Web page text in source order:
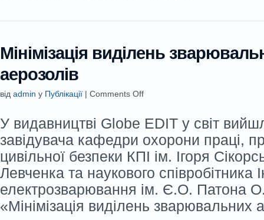
Мінімізація виділень
аерозолів
від admin у Публікації | Comments Off
У видавництві Globe EDIT у світ
завідувача кафедри охорони праці,
цивільної безпеки КПІ ім. Ігоря
Левченка та наукового співробітника
електрозварювання ім. Є.О. Патона
«Мінімізація виділень зварювальних